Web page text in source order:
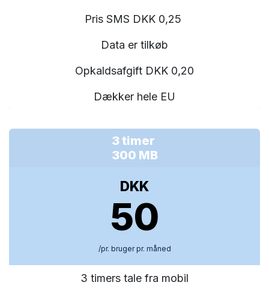
Pris SMS DKK 0,25
Data er tilkøb
Opkaldsafgift DKK 0,20
Dækker hele EU
3 timer
300 MB
DKK
50
/pr. bruger pr. måned
3 timers tale fra mobil